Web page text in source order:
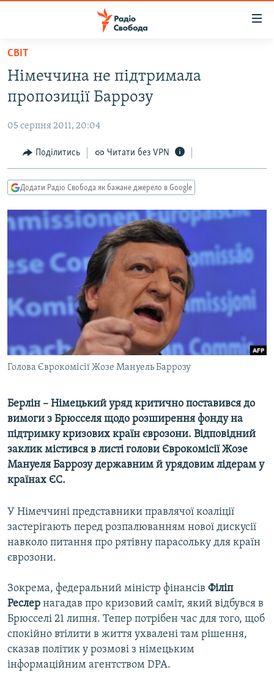
Перейти
основного
матеріалу
Перейти
до
навігації
Перейти
до
СТАТТІ
ПОЛІТИКА
ЕКОНОМІКА
КУЛЬТУРА
СПОРТ
СВІТ
ВІЙНА
РОСІЙСЬКА «ФІЛЬТРАЦІЯ»
КРИМ.РЕАЛІЇ
ТИ ЯК?
КИТАЙ.ВИКЛИКИ
МУЛЬТИМЕДІА
ФОТО
СПЕЦПРОЄКТИ
ПОДКАСТИ
РУС
УКР
КТАТ
ДОЛУЧАЙСЯ!
Усі сайти RFE/RL
СВІТ
Німеччина не підтримала
пропозиції Баррозу
05 серпня 2011, 20:04
Поділитись Читати без VPN
Додати Радіо Свобода як бажане джерело в Google
Голова Єврокомісії Жозе Мануель Баррозу
Берлін – Німецький уряд критично поставився до
вимоги з Брюсселя щодо розширення фонду на
підтримку кризових країн єврозони. Відповідний
заклик містився в листі голови Єврокомісії Жозе
Мануеля Баррозу державним й урядовим лідерам у
країнах ЄС.
У Німеччині представники правлячої коаліції
застерігають перед розпалюванням нової дискусії
навколо питання про рятівну парасольку для країн
єврозони.
Зокрема, федеральний міністр фінансів Філіп
Реслер нагадав про кризовий саміт, який відбувся в
Брюсселі 21 липня. Тепер потрібен час для того, щоб
спокійно втілити в життя ухвалені там рішення,
сказав політик у розмові з німецьким
інформаційним агентством DPA.